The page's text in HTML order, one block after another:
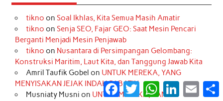
e
b
o
k
t
a
r
a
m
T
o
k
t
e
e
s
t
k
e
d
I
n
t
t
r
T
u
e
tikno on Soal Ikhlas, Kita Semua Masih Amatir
tikno on Senja SEO, Fajar GEO: Saat Mesin Pencari
Berganti Menjadi Mesin Penjawab
tikno on Nusantara di Persimpangan Gelombang:
Konstruksi Maritim, Laut Kita, dan Tanggung Jawab Kita
Amril Taufik Gobel on UNTUK MEREKA, YANG
MENYISAKAN JEJAK INDAH DI BATIN
Musniaty Musni on UNTUK MEREKA, YANG
Facebook
Twitter WhatsApp
LinkedInEmail